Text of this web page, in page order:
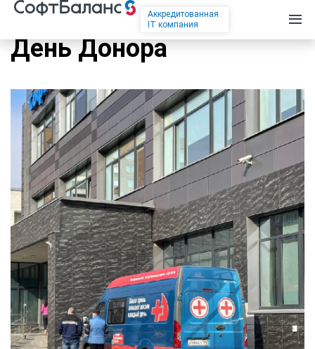
Аккредитованная
IT компания
День Донора